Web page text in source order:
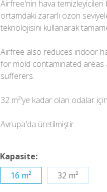
Airfree'nin hava temizleyicileri
ortamdaki zararlı ozon
teknolojisini kullanarak
Airfree also reduces indoor
for mold contaminated areas
sufferers.
32 m²'ye kadar olan odalar
Avrupa'da üretilmiştir.
Kapasite:
16 m²
32 m²